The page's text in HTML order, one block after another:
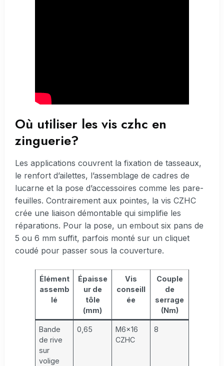
Où utiliser les vis czhc en
zinguerie?
Les applications couvrent la fixation de tasseaux,
le renfort d’ailettes, l’assemblage de cadres de
lucarne et la pose d’accessoires comme les pare-
feuilles. Contrairement aux pointes, la vis CZHC
crée une liaison démontable qui simplifie les
réparations. Pour la pose, un embout six pans de
5 ou 6 mm suffit, parfois monté sur un cliquet
coudé pour passer sous la couverture.
Élément
assemb
lé
Épaisse
ur de
tôle
(mm)
Vis
conseill
ée
Couple
de
serrage
(Nm)
Bande
de rive
sur
volige
0,65
M6×16
CZHC
8